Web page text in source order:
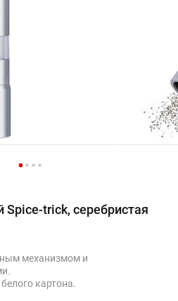
trick, серебристая
механизмом и
картона.